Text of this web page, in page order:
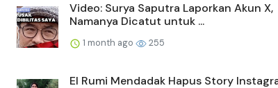
Video: Surya Saputra Laporkan Akun X,
Namanya Dicatut untuk ...
1 month ago 255
El Rumi Mendadak Hapus Story